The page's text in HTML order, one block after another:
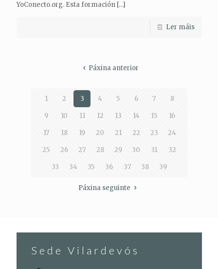
YoConecto.org. Esta formación[…]
Ler máis
Páxina anterior
1 2 3 4 5 6 7 8
9 10 11 12 13 14 15 16
17 18 19 20 21 22 23 24
25 26 27 28 29 30 31 32
33 34 35 36 37 38 39
Páxina seguinte
Sede Vilardevós